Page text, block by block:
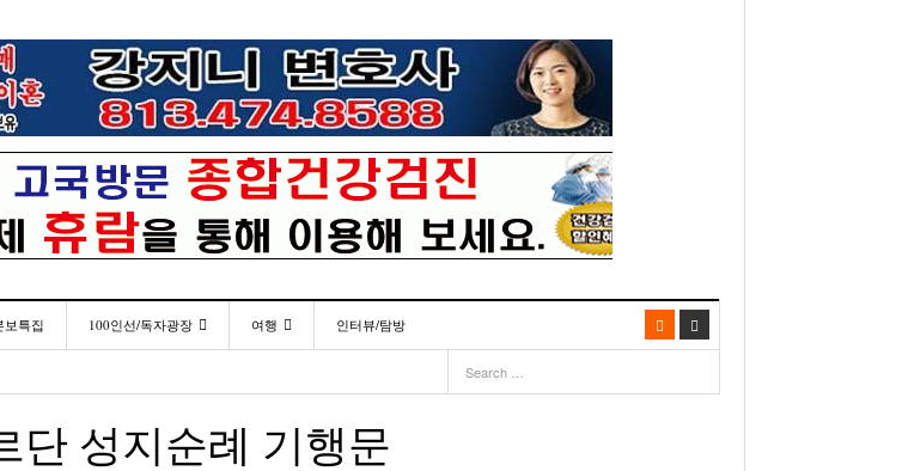
고> 매년 8월 4일이 되면 잊을 수 없는 국내외
람!!- 8 mins ago
<발행인 편지>플로리다코리아 “연합회 모든 기사 취재거
보특집 100인선/독자광장
- 2003년 12월 10일
미주 이민 100주년 기념, 플로리다 백인선을 내며
여행
낚시/비치
인터뷰/탐방
단 성지순례 기행문